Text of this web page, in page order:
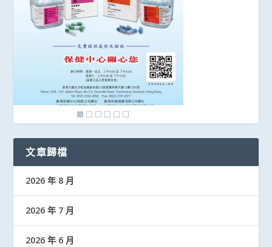
文章歸檔
2026 年 8 月
2026 年 7 月
2026 年 6 月